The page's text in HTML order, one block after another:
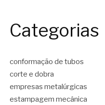
Categorias
conformação de tubos
corte e dobra
empresas metalúrgicas
estampagem mecânica